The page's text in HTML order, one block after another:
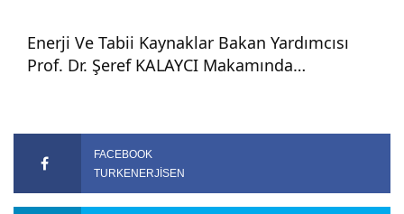
Enerji Ve Tabii Kaynaklar Bakan Yardımcısı
Prof. Dr. Şeref KALAYCI Makamında…
FACEBOOK
TURKENERJISEN